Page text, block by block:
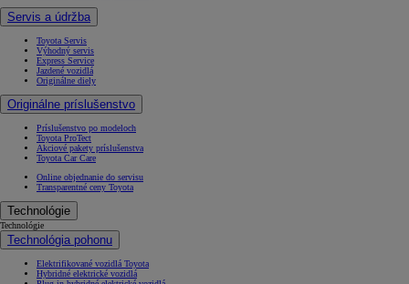
Servis a údržba
Toyota Servis
Výhodný servis
Express Service
Jazdené vozidlá
Originálne diely
Originálne príslušenstvo
Príslušenstvo po modeloch
Toyota ProTect
Akciové pakety príslušenstva
Toyota Car Care
Online objednanie do servisu
Transparentné ceny Toyota
Technológie
Technológie
Technológia pohonu
Elektrifikované vozidlá Toyota
Hybridné elektrické vozidlá